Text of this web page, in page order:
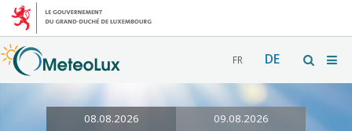
FR DE
08.08.2026 09.08.2026